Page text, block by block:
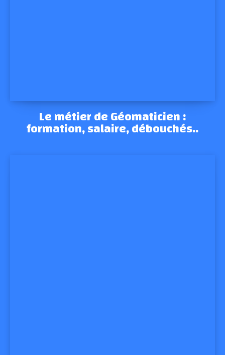
Le métier de Géomaticien :
formation, salaire, débouchés..